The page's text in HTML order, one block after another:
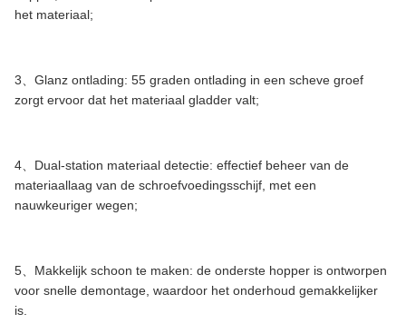
het materiaal;
3、Glanz ontlading: 55 graden ontlading in een scheve groef
zorgt ervoor dat het materiaal gladder valt;
4、Dual-station materiaal detectie: effectief beheer van de
materiaallaag van de schroefvoedingsschijf, met een
nauwkeuriger wegen;
5、Makkelijk schoon te maken: de onderste hopper is ontworpen
voor snelle demontage, waardoor het onderhoud gemakkelijker
is.